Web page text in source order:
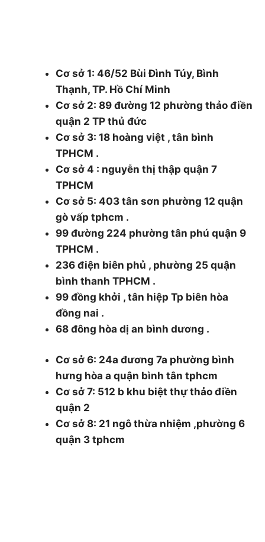
Cơ sở 1: 46/52 Bùi Đình Túy, Bình
Thạnh, TP. Hồ Chí Minh
Cơ sở 2: 89 đường 12 phường thảo điền
quận 2 TP thủ đức
Cơ sở 3: 18 hoàng việt , tân bình
TPHCM .
Cơ sở 4 : nguyễn thị thập quận 7
TPHCM
Cơ sở 5: 403 tân sơn phường 12 quận
gò vấp tphcm .
99 đường 224 phường tân phú quận 9
TPHCM .
236 điện biên phủ , phường 25 quận
bình thanh TPHCM .
99 đồng khởi , tân hiệp Tp biên hòa
đồng nai .
68 đông hòa dị an bình dương .
Cơ sở 6: 24a đương 7a phường bình
hưng hòa a quận bình tân tphcm
Cơ sở 7: 512 b khu biệt thự thảo điền
quận 2
Cơ sở 8: 21 ngô thừa nhiệm ,phường 6
quận 3 tphcm